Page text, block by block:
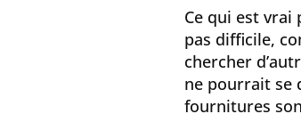
Ce qui est vrai
pas difficile,
chercher
ne pourrait se
fournitures